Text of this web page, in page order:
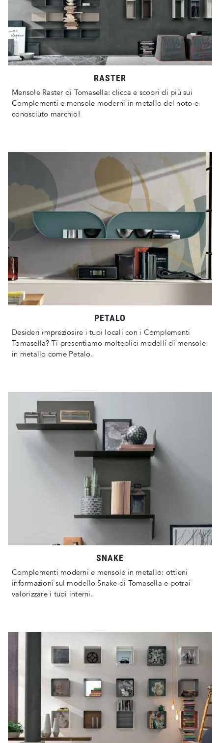
RASTER
Mensole Raster di Tomasella: clicca e scopri di più sui
Complementi e mensole moderni in metallo del noto e
conosciuto marchio!
PETALO
Desideri impreziosire i tuoi locali con i Complementi
Tomasella? Ti presentiamo molteplici modelli di mensole
in metallo come Petalo.
SNAKE
Complementi moderni e mensole in metallo: ottieni
informazioni sul modello Snake di Tomasella e potrai
valorizzare i tuoi interni.